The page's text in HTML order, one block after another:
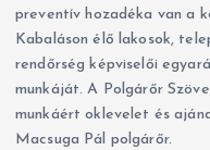
preventív hozadéka van a
Kabaláson élő lakosok,
rendőrség képviselői
munkáját. A Polgárőr
munkáért oklevelet és
Macsuga Pál polgárőr.